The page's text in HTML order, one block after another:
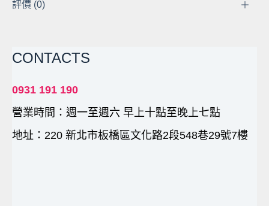
數
評價 (0)
CONTACTS
0931 191 190
營業時間：週一至週六 早上十點至晚上七點
地址：220 新北市板橋區文化路2段548巷29號7樓